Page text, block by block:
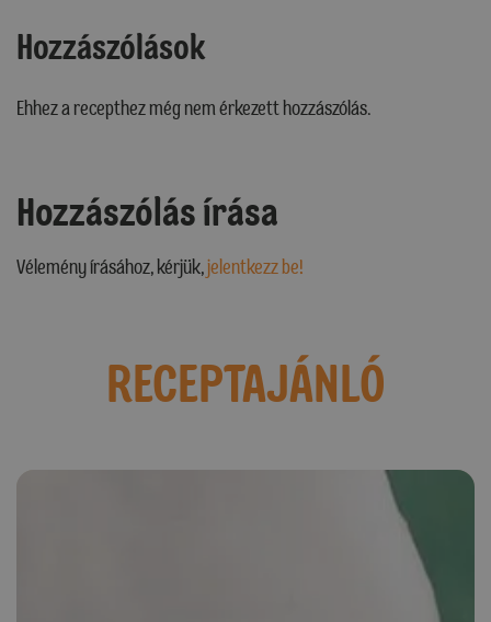
Hozzászólások
Ehhez a recepthez még nem érkezett hozzászólás.
Hozzászólás írása
Vélemény írásához, kérjük,jelentkezz be!
RECEPTAJÁNLÓ